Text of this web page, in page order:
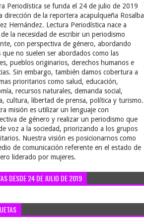
Periodística se funda el 24 de julio de 2019
dirección de la reportera acapulqueña Rosalba
Hernández. Lectura Periodística nace a
la necesidad de escribir un periodismo
con perspectiva de género, abordando
que no suelen ser abordados como las
pueblos originarios, derechos humanos e
Sin embargo, también damos cobertura a
prioritarios como salud, educación,
recursos naturales, demanda social,
cultura, libertad de prensa, política y turismo.
misión es utilizar un lenguaje con
de género y realizar un periodismo que
voz a la sociedad, priorizando a los grupos
Nuestra visión es posicionarnos como
de comunicación referente en el estado de
liderado por mujeres.
DESDE 24 DE JULIO DE 2019